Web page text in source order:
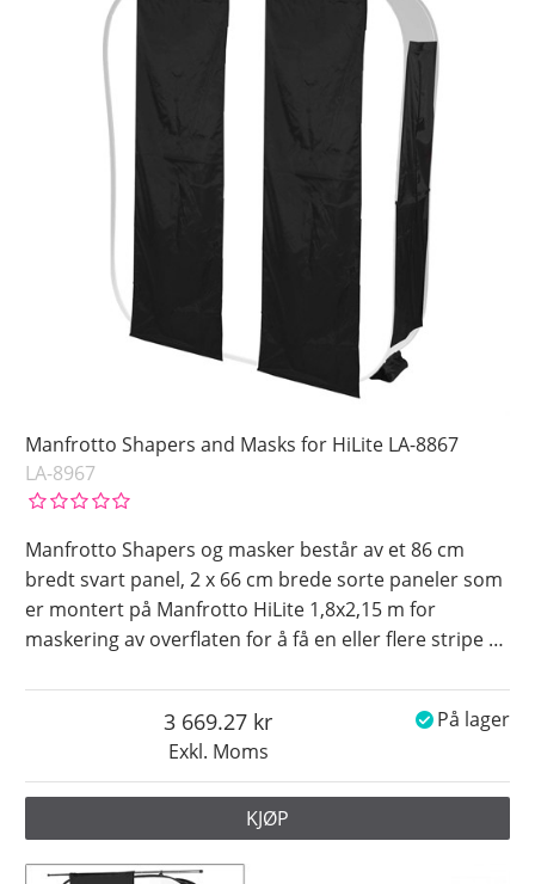
Manfrotto Shapers and Masks for HiLite LA-8867
LA-8967
Manfrotto Shapers og masker består av et 86 cm
bredt svart panel, 2 x 66 cm brede sorte paneler som
er montert på Manfrotto HiLite 1,8x2,15 m for
maskering av overflaten for å få en eller flere stripe …
Exkl. Moms
3 669.27 På lager
KJØP